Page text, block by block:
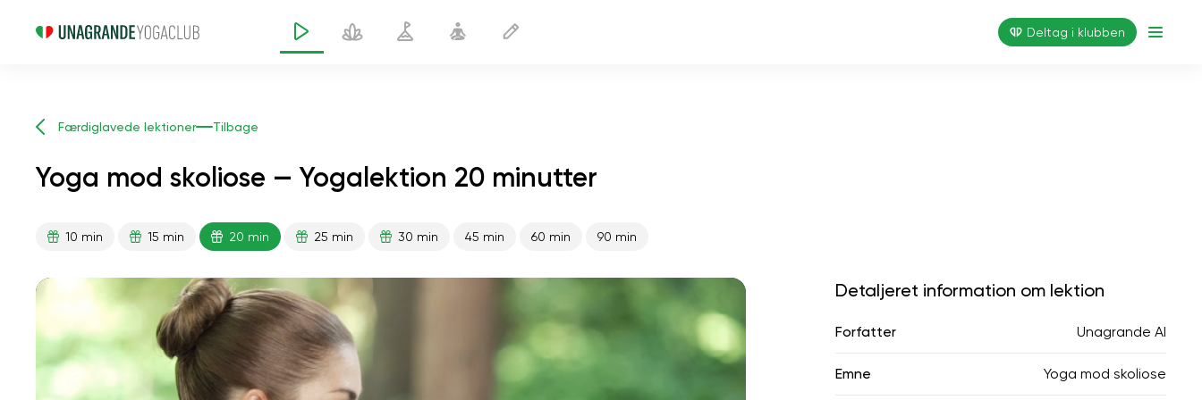
Deltag i klubben
Færdiglavede lektioner Tilbage
Yoga mod skoliose — Yogalektion 20 minutter
10 min 15 min 20 min 25 min 30 min 45 min 60 min 90 min
Detaljeret information om lektion
Forfatter Unagrande AI
Emne Yoga mod skoliose